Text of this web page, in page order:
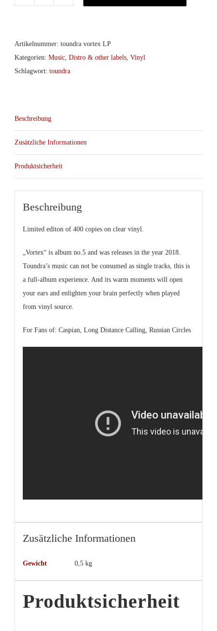
col.LP
(Hand
Of
Artikelnummer: toundra vortex LP
Kategorien: Music, Distro & other labels, Vinyl
Schlagwort: toundra
Beschreibung
Zusätzliche Informationen
Produktsicherheit
Beschreibung
Limited editon of 400 copies on clear vinyl.
„Vortex“ is album no.5 and was releases in the year 2018.
Toundra’s music can not be consumed as single tracks, this is
a full-album experience. And its warm moments will open
your ears and enlighten your brain perfectly when played
from vinyl source.
For Fans of: Caspian, Long Distance Calling, Russian Circles
Zusätzliche Informationen
Gewicht 0,5 kg
Produktsicherheit